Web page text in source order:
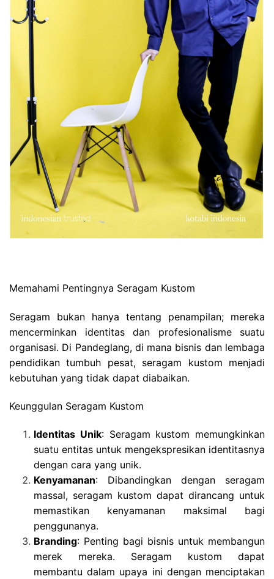
Memahami Pentingnya Seragam Kustom
Seragam bukan hanya tentang penampilan; mereka
mencerminkan identitas dan profesionalisme suatu
organisasi. Di Pandeglang, di mana bisnis dan lembaga
pendidikan tumbuh pesat, seragam kustom menjadi
kebutuhan yang tidak dapat diabaikan.
Keunggulan Seragam Kustom
Identitas Unik: Seragam kustom memungkinkan
suatu entitas untuk mengekspresikan identitasnya
dengan cara yang unik.
Kenyamanan: Dibandingkan dengan seragam
massal, seragam kustom dapat dirancang untuk
memastikan kenyamanan maksimal bagi
penggunanya.
Branding: Penting bagi bisnis untuk membangun
merek mereka. Seragam kustom dapat
membantu dalam upaya ini dengan menciptakan